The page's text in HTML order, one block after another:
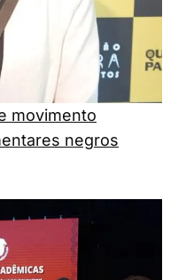
movimento
negros